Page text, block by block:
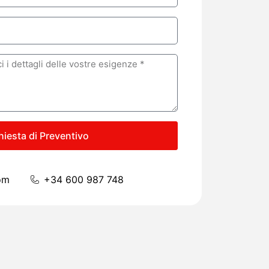
di Preventivo
+34 600 987 748